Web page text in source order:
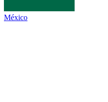
México